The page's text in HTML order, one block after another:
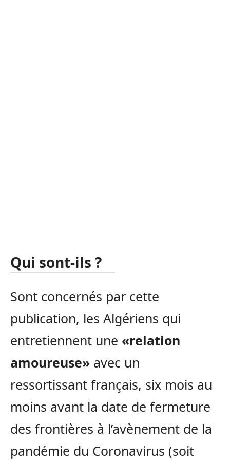
Qui sont-ils ?
Sont concernés par cette
publication, les Algériens qui
entretiennent une «relation
amoureuse» avec un
ressortissant français, six mois au
moins avant la date de fermeture
des frontières à l’avènement de la
pandémie du Coronavirus (soit